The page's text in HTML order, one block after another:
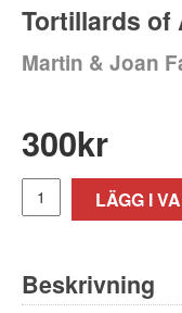
Tortillards of
Martin & Joan
300kr
LÄGG I
Beskrivning